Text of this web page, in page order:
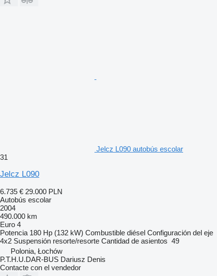
Jelcz L090 autobús escolar
31
Jelcz L090
6.735 € 29.000 PLN
Autobús escolar
2004
490.000 km
Euro 4
Potencia 180 Hp (132 kW) Combustible diésel Configuración del eje
4x2 Suspensión resorte/resorte Cantidad de asientos 49
Polonia, Łochów
P.T.H.U.DAR-BUS Dariusz Denis
Contacte con el vendedor